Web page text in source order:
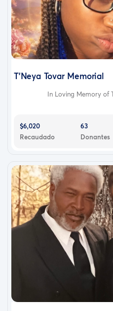
T'Neya Tovar Memorial
In Loving Memory of
$6,020
Recaudado
63
Donantes